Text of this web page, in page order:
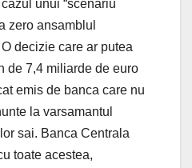
unui “scenariu
zero ansamblul
decizie care ar putea
de 7,4 miliarde de euro
emis de banca care nu
la varsamantul
sai. Banca Centrala
toate acestea,